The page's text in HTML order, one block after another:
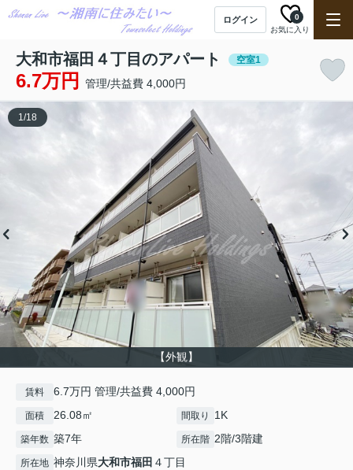
ログイン
お気に入り
0
大和市福田４丁目のアパート 空室1
6.7万円 管理/共益費 4,000円
【外観】
1/18
賃料 6.7万円 管理/共益費 4,000円
面積 26.08㎡ 間取り 1K
築年数 築7年 所在階 2階/3階建
所在地 神奈川県大和市福田 ４丁目